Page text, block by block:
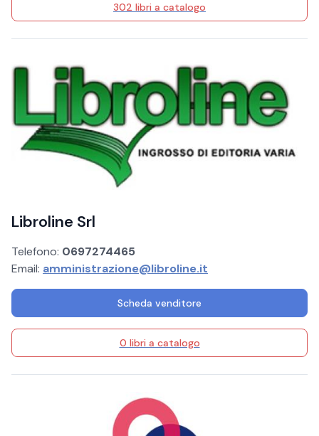
302 libri a catalogo
Libroline Srl
Telefono: 0697274465
Email: amministrazione@libroline.it
Scheda venditore
0 libri a catalogo